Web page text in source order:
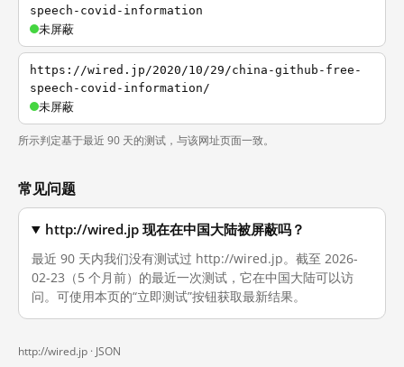
speech-covid-information
未屏蔽
https://wired.jp/2020/10/29/china-github-free-
speech-covid-information/
未屏蔽
所示判定基于最近 90 天的测试，与该网址页面一致。
常见问题
http://wired.jp 现在在中国大陆被屏蔽吗？
最近 90 天内我们没有测试过 http://wired.jp。截至 2026-
02-23（5 个月前）的最近一次测试，它在中国大陆可以访
问。可使用本页的“立即测试”按钮获取最新结果。
http://wired.jp · JSON